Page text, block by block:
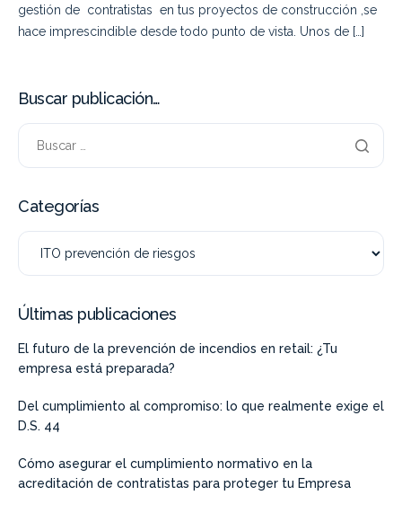
gestión de contratistas en tus proyectos de construcción ,se
hace imprescindible desde todo punto de vista. Unos de […]
Buscar publicación…
Categorías
Últimas publicaciones
El futuro de la prevención de incendios en retail: ¿Tu
empresa está preparada?
Del cumplimiento al compromiso: lo que realmente exige el
D.S. 44
Cómo asegurar el cumplimiento normativo en la
acreditación de contratistas para proteger tu Empresa